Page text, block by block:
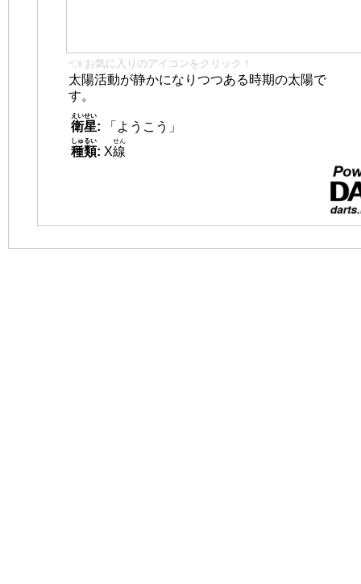
👈 お気に入りのアイコンをクリック！
太陽活動が静かになりつつある時期の太陽で
す。
衛星
えいせい
:
「ようこう」
種類
しゅるい
: X線
せん